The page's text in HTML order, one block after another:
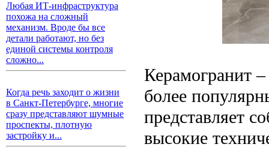
Любая ИТ-инфраструктура
похожа на сложный
механизм. Вроде бы все
детали работают, но без
единой системы контроля
сложно...
Когда речь заходит о жизни
в Санкт-Петербурге, многие
сразу представляют шумные
проспекты, плотную
застройку и...
Керамогранит –
более
представляет
высокие